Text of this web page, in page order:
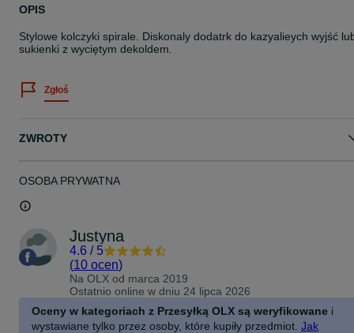
OPIS
Stylowe kolczyki spirale. Diskonaly dodatrk do kazyalieych wyjść
sukienki z wyciętym dekoldem.
Zgłoś
ZWROTY
OSOBA PRYWATNA
Justyna
4.6 / 5
(10 ocen)
Na OLX od marca 2019
Ostatnio online w dniu 24 lipca 2026
Oceny w kategoriach z Przesyłką OLX są weryfikowane i
wystawiane tylko przez osoby, które kupiły przedmiot. Jak